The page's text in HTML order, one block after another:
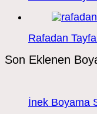
Rafadan
Son Eklenen
İnek Boyama